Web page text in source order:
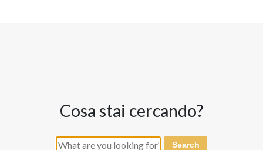
cosa stai cercando?
Search